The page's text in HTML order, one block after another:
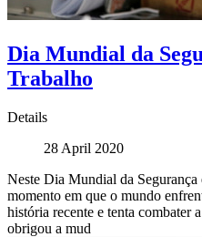
Dia Mundial da
Trabalho
Details
28 April 2020
Neste Dia Mundial da
momento em que o mundo
história recente e tenta combater
obrigou a mud